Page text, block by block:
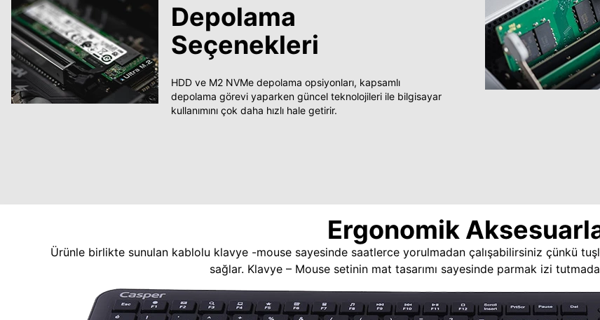
Depolama
Seçenekleri
HDD ve M2 NVMe depolama opsiyonları, kapsamlı
depolama görevi yaparken güncel teknolojileri ile bilgisayar
kullanımını çok daha hızlı hale getirir.
Ergonomik
Ürünle birlikte sunulan kablolu klavye -mouse sayesinde saatlerce yorulmadan çalışabilirsiniz çünkü
sağlar. Klavye – Mouse setinin mat tasarımı sayesinde parmak izi